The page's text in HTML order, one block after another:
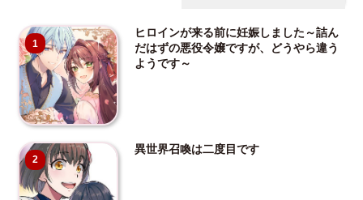
1
ヒロインが来る前に妊娠しました～詰ん
だはずの悪役令嬢ですが、どうやら違う
ようです～
2
異世界召喚は二度目です